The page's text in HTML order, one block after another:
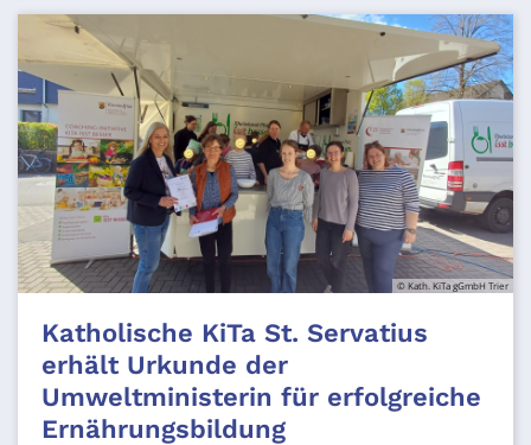
© Kath. KiTa gGmbH Trier
Katholische KiTa St. Servatius
erhält Urkunde der
Umweltministerin für erfolgreiche
Ernährungsbildung